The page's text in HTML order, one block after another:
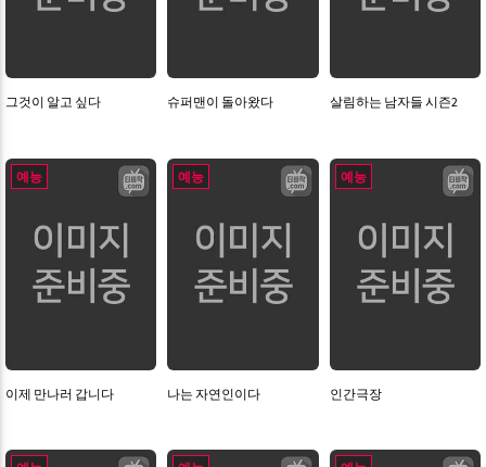
그것이 알고 싶다 슈퍼맨이 돌아왔다 살림하는 남자들 시즌2
예능
이제 만나러 갑니다
예능
나는 자연인이다
예능
인간극장